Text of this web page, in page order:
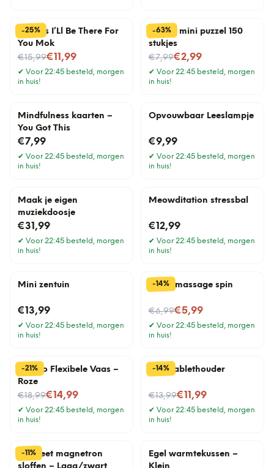
-25%
Friends I’Ll Be There For
You Mok
€15,99
Nu voor€11,99
✔ Voor 22:45 besteld, morgen
in huis!
-63%
Vogels mini puzzel 150
stukjes
€7,99
Nu voor€2,99
✔ Voor 22:45 besteld, morgen
in huis!
Mindfulness kaarten –
You Got This
€7,99
✔ Voor 22:45 besteld, morgen
in huis!
Opvouwbaar Leeslampje
€9,99
✔ Voor 22:45 besteld, morgen
in huis!
Maak je eigen
muziekdoosje
€31,99
✔ Voor 22:45 besteld, morgen
in huis!
Meowditation stressbal
€12,99
✔ Voor 22:45 besteld, morgen
in huis!
Mini zentuin
€13,99
✔ Voor 22:45 besteld, morgen
in huis!
-14%
Hoofdmassage spin
€6,99
Nu voor€5,99
✔ Voor 22:45 besteld, morgen
in huis!
-21%
Florino Flexibele Vaas –
Roze
€18,99
Nu voor€14,99
✔ Voor 22:45 besteld, morgen
in huis!
-14%
Ibed Tablethouder
€13,99
Nu voor€11,99
✔ Voor 22:45 besteld, morgen
in huis!
-11%
Hot Feet magnetron
Egel warmtekussen –